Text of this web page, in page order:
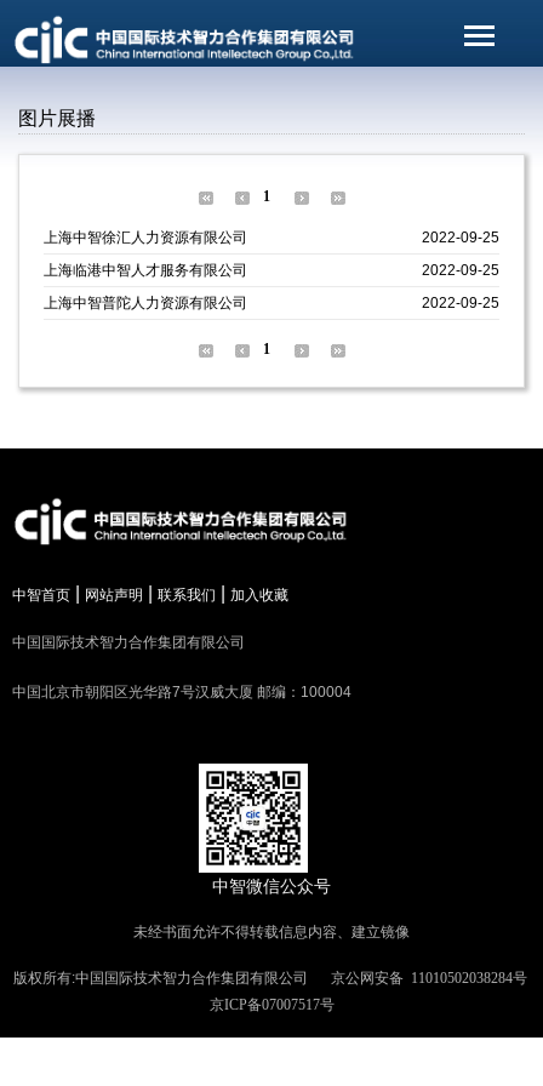
图片展播
1
上海中智徐汇人力资源有限公司
2022-09-25
上海临港中智人才服务有限公司
2022-09-25
上海中智普陀人力资源有限公司
2022-09-25
1
中智首页 网站声明 联系我们 加入收藏
中国国际技术智力合作集团有限公司
中国北京市朝阳区光华路7号汉威大厦 邮编：100004
中智微信公众号
未经书面允许不得转载信息内容、建立镜像
版权所有:中国国际技术智力合作集团有限公司 京公网安备 11010502038284号
京ICP备07007517号